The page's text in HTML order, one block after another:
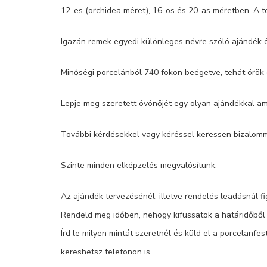
12-es (orchidea méret), 16-os és 20-as méretben. A
Igazán remek egyedi különleges névre szóló ajándék
Minőségi porcelánból 740 fokon beégetve, tehát örök
Lepje meg szeretett óvónőjét egy olyan ajándékkal
További kérdésekkel vagy kéréssel keressen
Szinte minden elképzelés megvalósítunk.
Az ajándék tervezésénél, illetve rendelés leadásnál
Rendeld meg időben, nehogy kifussatok a
Írd le milyen mintát szeretnél és küld el a
kereshetsz telefonon is.